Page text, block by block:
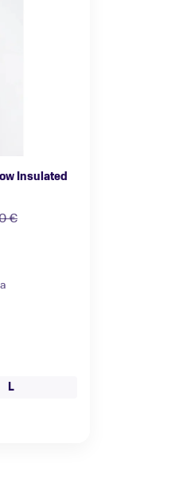
Insulated
€
L